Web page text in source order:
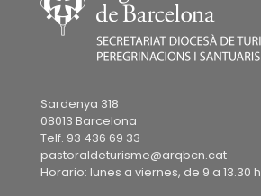
Sardenya 318
08013 Barcelona
Telf. 93 436 69 33
pastoraldeturisme@arqbcn.cat
Horario: lunes a viernes, de 9 a 13.30 h